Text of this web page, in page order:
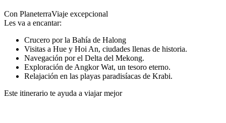
Con PlaneterraViaje excepcional
Les va a encantar:
Crucero por la Bahía de Halong
Visitas a Hue y Hoi An, ciudades llenas de historia.
Navegación por el Delta del Mekong.
Exploración de Angkor Wat, un tesoro eterno.
Relajación en las playas paradisíacas de Krabi.
Este itinerario te ayuda a viajar mejor